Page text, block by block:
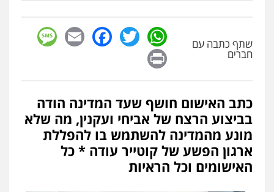
שתף כתבה עם
חברים
WhatsApp
Twitter
Facebook
Email
כתב האישום חושף שעד המדינה הודה
בביצוע הרצח של אביחי ועקנין, מה שלא
מונע מהמדינה להשתמש בו להפללת
ארגון הפשע של קוטייר עודה * כל
האישומים וכל הראיות